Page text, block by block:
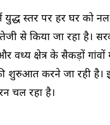
युद्ध स्तर पर हर घर को
से किया जा रहा है।
विंध्य क्षेत्र के सैकड़ों
शुरुआत करने जा रही है।
चल रहा है।